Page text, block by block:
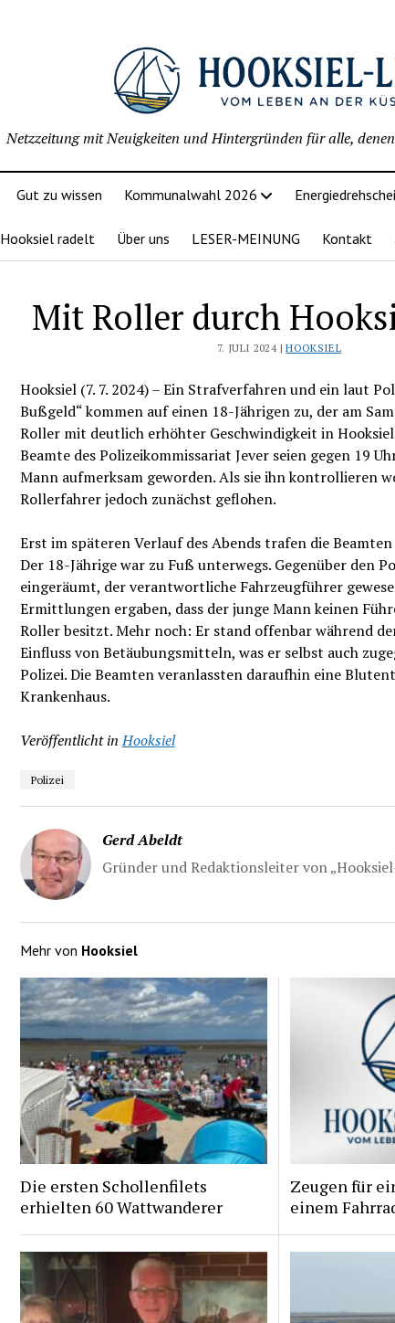
Netzzeitung mit Neuigkeiten und Hintergründen für alle,
Gut zu wissen Kommunalwahl 2026
Hooksiel radelt Über uns LESER-MEINUNG Kontakt
Mit Roller durch
7. JULI 2024 |HOOKSIEL
Hooksiel (7. 7. 2024) – Ein Strafverfahren und ein laut
Bußgeld“ kommen auf einen 18-Jährigen zu, der am
Roller mit deutlich erhöhter Geschwindigkeit in
Beamte des Polizeikommissariat Jever seien gegen 19
Mann aufmerksam geworden. Als sie ihn kontrollieren
Rollerfahrer jedoch zunächst geflohen.
Erst im späteren Verlauf des Abends trafen die
Der 18-Jährige war zu Fuß unterwegs. Gegenüber den
eingeräumt, der verantwortliche Fahrzeugführer
Ermittlungen ergaben, dass der junge Mann keinen
Roller besitzt. Mehr noch: Er stand offenbar während
Einfluss von Betäubungsmitteln, was er selbst auch
Polizei. Die Beamten veranlassten daraufhin eine
Krankenhaus.
Veröffentlicht in Hooksiel
Polizei
Gerd Abeldt
Gründer und Redaktionsleiter von
Mehr von Hooksiel
Die ersten Schollenfilets
erhielten 60 Wattwanderer
Zeugen für
einem